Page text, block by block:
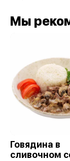
Мы
Говядина в
сливочном